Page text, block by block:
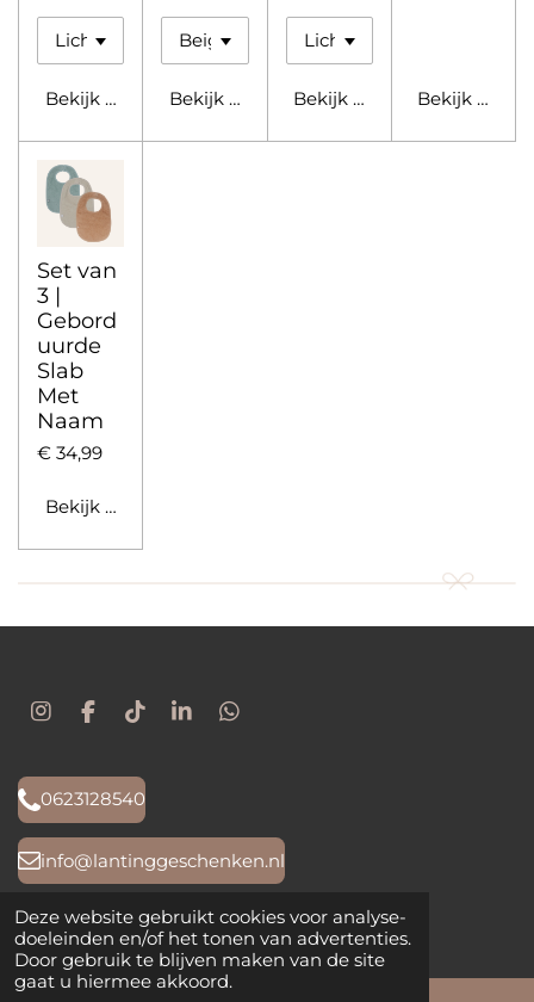
Deze website gebruikt cookies voor analyse-
doeleinden en/of het tonen van advertenties.
Door gebruik te blijven maken van de site
gaat u hiermee akkoord.
Bekijk details Bekijk details Bekijk details Bekijk
Set van
3 |
Gebord
uurde
Slab
Met
Naam
€ 34,99
Bekijk details
I
a
g
r
a
F
b
o
o
k
T
T
o
k
L
n
W
p
p
0623128540
info@lantinggeschenken.nl
Retourbeleid
KVK-nummer: 90687140